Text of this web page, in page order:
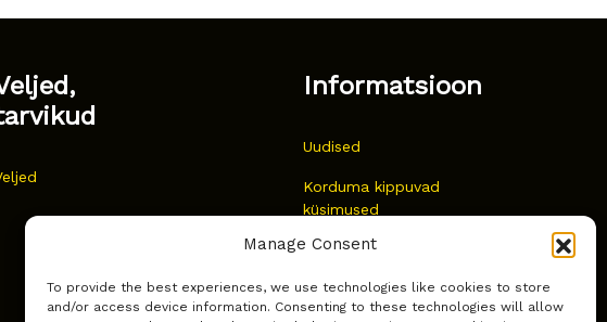
Manage Consent
To provide the best experiences, we use technologies like cookies to store
and/or access device information. Consenting to these technologies will allow
Informatsioon
Uudised
Korduma kippuvad
küsimused
Kust osta?
Küpsiste poliitika